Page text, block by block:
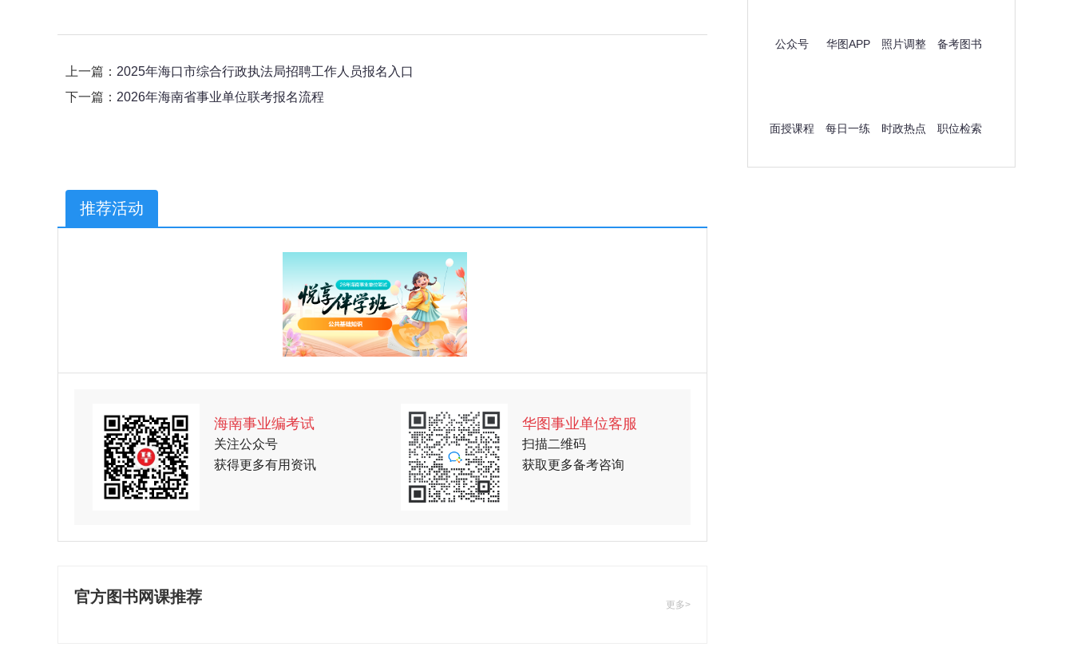
上一篇： 2025年海口市综合行政执法局招聘工作人员报名入口
下一篇： 2026年海南省事业单位联考报名流程
推荐活动
海南事业编考试
关注公众号
获得更多有用资讯
华图事业单位客服
扫描二维码
获取更多备考咨询
官方图书网课推荐 更多>
公众号 华图APP 照片调整 备考图书
面授课程 每日一练 时政热点 职位检索